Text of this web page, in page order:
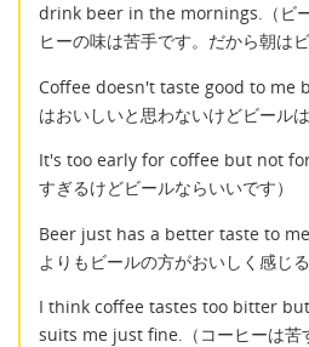
drink beer in the mornings.（ビ
ヒーの味は苦手です。だから朝は
Coffee doesn't taste good to me
はおいしいと思わないけどビール
It's too early for coffee but not
すぎるけどビールならいいです）
Beer just has a better taste to
よりもビールの方がおいしく感じる
I think coffee tastes too bitter
suits me just fine.（コーヒーは苦